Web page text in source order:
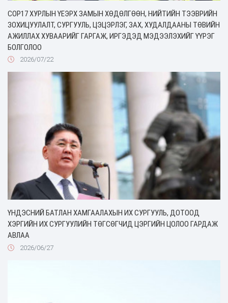
COP17 ХУРЛЫН ҮЕЭРХ ЗАМЫН ХӨДӨЛГӨӨН, НИЙТИЙН ТЭЭВРИЙН
ЗОХИЦУУЛАЛТ, СУРГУУЛЬ, ЦЭЦЭРЛЭГ, ЗАХ, ХУДАЛДААНЫ ТӨВИЙН
АЖИЛЛАХ ХУВААРИЙГ ГАРГАЖ, ИРГЭДЭД МЭДЭЭЛЭХИЙГ ҮҮРЭГ
БОЛГОЛОО
2026/07/22
ҮНДЭСНИЙ БАТЛАН ХАМГААЛАХЫН ИХ СУРГУУЛЬ, ДОТООД
ХЭРГИЙН ИХ СУРГУУЛИЙН ТӨГСӨГЧИД ЦЭРГИЙН ЦОЛОО ГАРДАЖ
АВЛАА
2026/06/27